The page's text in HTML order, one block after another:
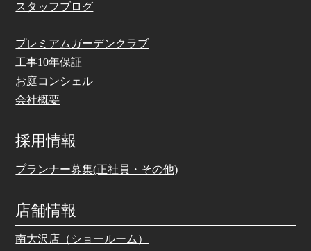
スタッフブログ
プレミアムガーデンクラブ
工事10年保証
お庭コンシェル
会社概要
採用情報
プランナー募集(正社員・その他)
店舗情報
南大沢店（ショールーム）